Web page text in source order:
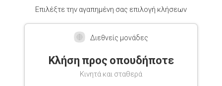
Επιλέξτε την αγαπημένη σας επιλογή κλήσεων
Διεθνείς μονάδες
Κλήση προς οπουδήποτε
Κινητά και σταθερά